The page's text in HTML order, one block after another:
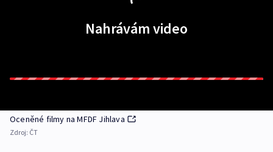
Nahrávám video
Oceněné filmy na MFDF Jihlava
Zdroj: ČT